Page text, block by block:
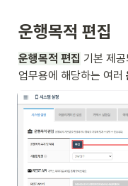
운행목적 편집
운행목적 편집 기본 제
업무용에 해당하는 여러